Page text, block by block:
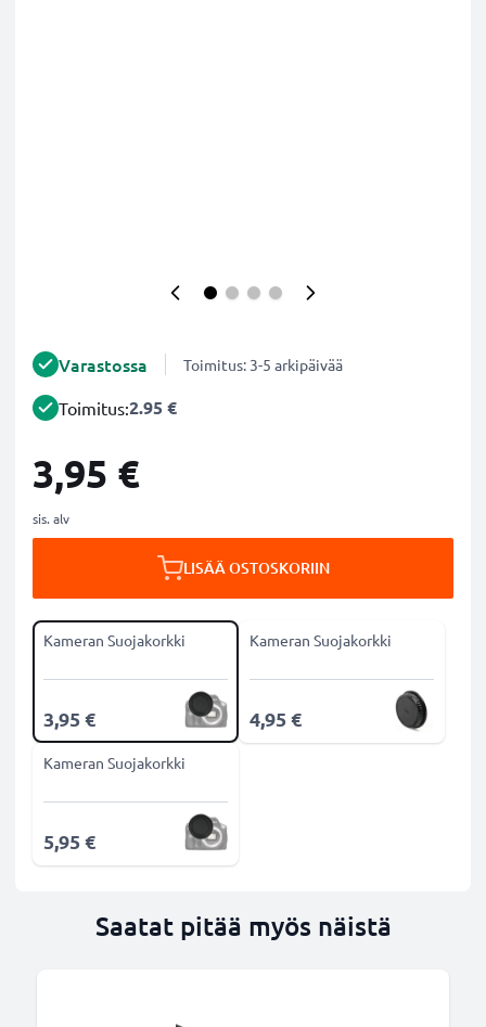
Varastossa Toimitus: 3-5 arkipäivää
Toimitus:2.95 €
3,95 €
sis. alv
LISÄÄ OSTOSKORIIN
Kameran Suojakorkki
3,95 €
Kameran Suojakorkki
4,95 €
Kameran Suojakorkki
5,95 €
Saatat pitää myös näistä